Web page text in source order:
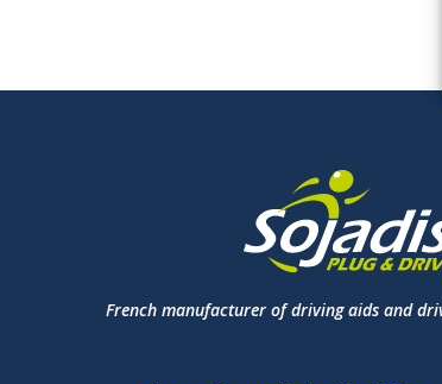
French manufacturer of driving aids and